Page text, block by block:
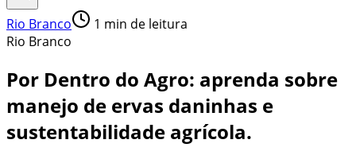
Rio Branco 1 min de leitura
Rio Branco
​Por Dentro do Agro: aprenda sobre
manejo de ervas daninhas e
sustentabilidade agrícola.